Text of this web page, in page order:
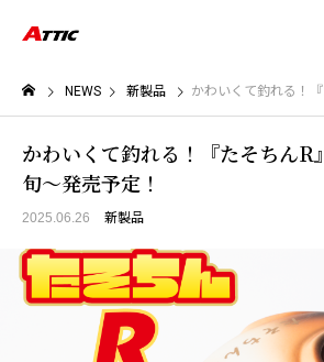
NEWS 新製品 かわいくて釣れる！『たそちん
かわいくて釣れる！『たそちんR
旬〜発売予定！
2025.06.26 新製品